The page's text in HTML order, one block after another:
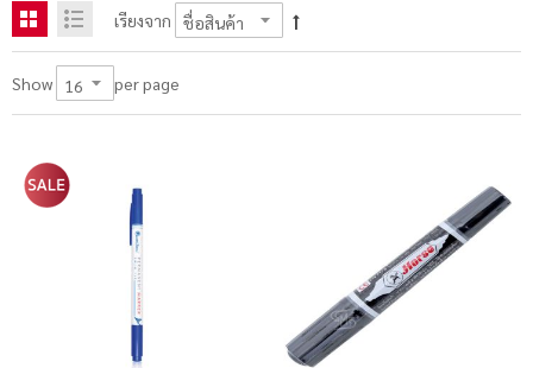
เรียงจาก
Show per page